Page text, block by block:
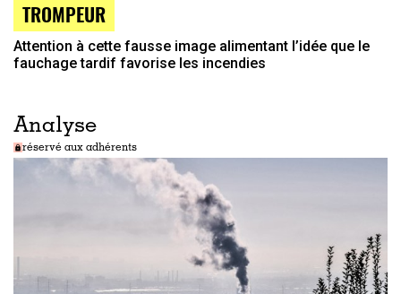
TROMPEUR
Attention à cette fausse image alimentant l’idée que le
fauchage tardif favorise les incendies
Analyse
réservé aux adhérents